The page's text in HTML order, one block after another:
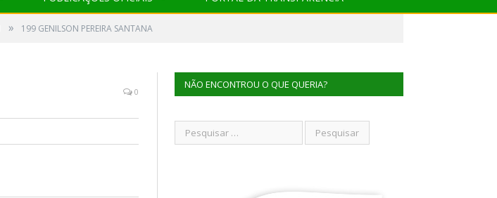
» 199 GENILSON PEREIRA SANTANA
0
NÃO ENCONTROU O QUE QUERIA?